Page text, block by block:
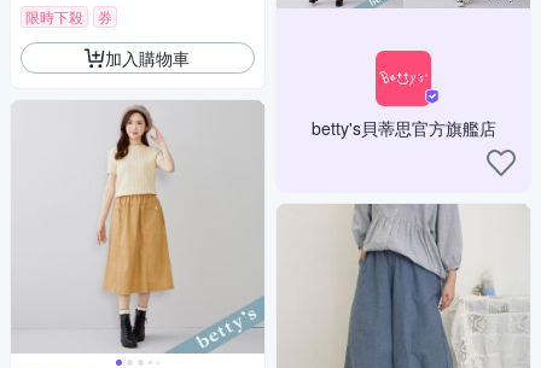
限時下殺 券
加入購物車
betty's貝蒂思官方旗艦店